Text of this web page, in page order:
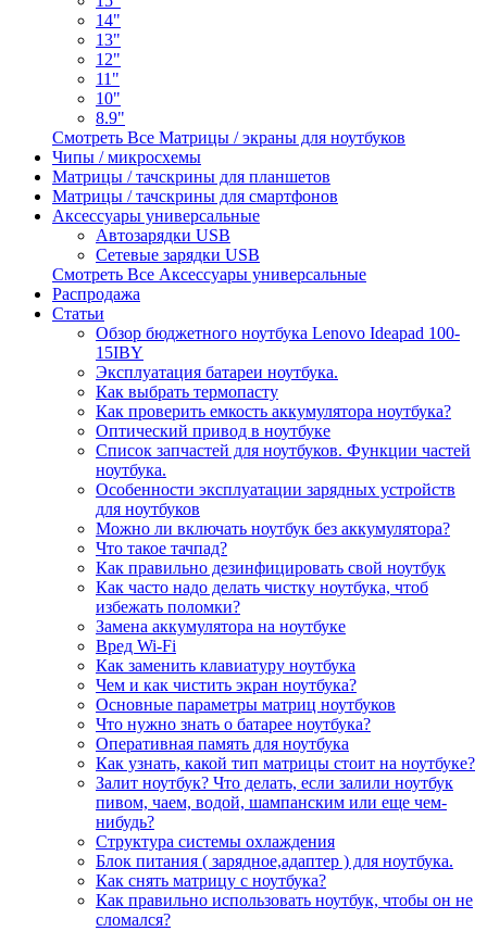
14"
13"
12"
11"
10"
8.9"
Смотреть Все Матрицы / экраны для ноутбуков
Чипы / микросхемы
Матрицы / тачскрины для планшетов
Матрицы / тачскрины для смартфонов
Аксессуары универсальные
Автозарядки USB
Сетевые зарядки USB
Смотреть Все Аксессуары универсальные
Распродажа
Статьи
Обзор бюджетного ноутбука Lenovo Ideapad 100-
15IBY
Эксплуатация батареи ноутбука.
Как выбрать термопасту
Как проверить емкость аккумулятора ноутбука?
Оптический привод в ноутбуке
Список запчастей для ноутбуков. Функции частей
ноутбука.
Особенности эксплуатации зарядных устройств
для ноутбуков
Можно ли включать ноутбук без аккумулятора?
Что такое тачпад?
Как правильно дезинфицировать свой ноутбук
Как часто надо делать чистку ноутбука, чтоб
избежать поломки?
Замена аккумулятора на ноутбуке
Вред Wi-Fi
Как заменить клавиатуру ноутбука
Чем и как чистить экран ноутбука?
Основные параметры матриц ноутбуков
Что нужно знать о батарее ноутбука?
Оперативная память для ноутбука
Как узнать, какой тип матрицы стоит на ноутбуке?
Залит ноутбук? Что делать, если залили ноутбук
пивом, чаем, водой, шампанским или еще чем-
нибудь?
Структура системы охлаждения
Блок питания ( зарядное,адаптер ) для ноутбука.
Как снять матрицу с ноутбука?
Как правильно использовать ноутбук, чтобы он не
сломался?